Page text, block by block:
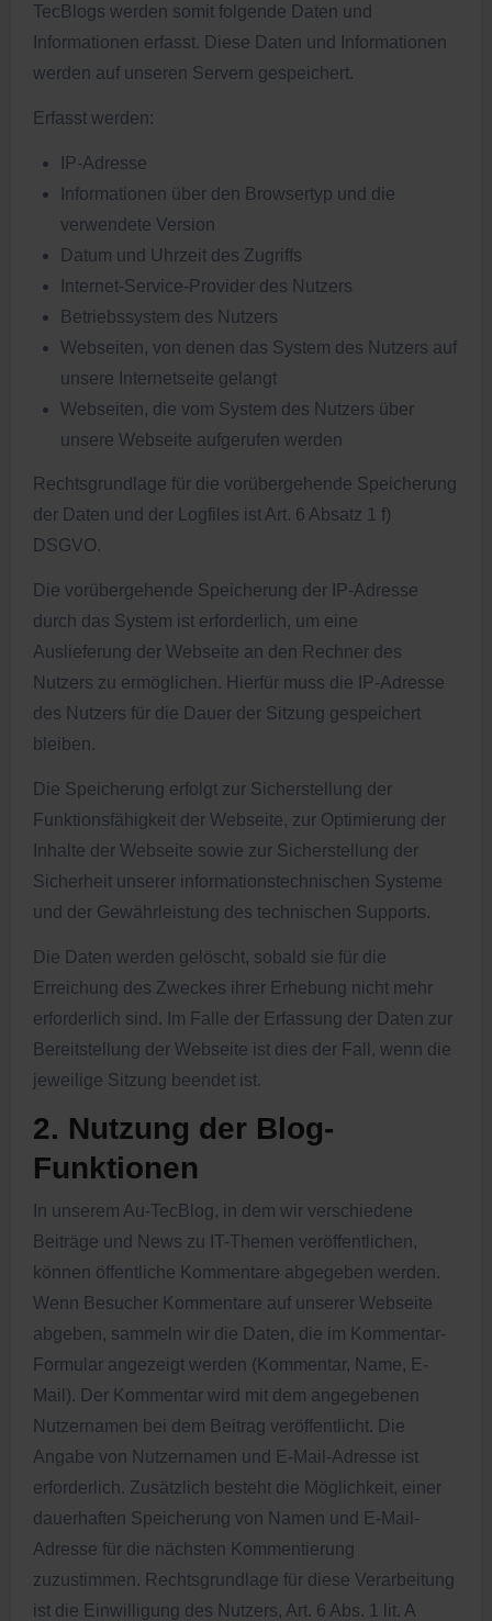
TecBlogs werden somit folgende Daten und
Informationen erfasst. Diese Daten und Informationen
werden auf unseren Servern gespeichert.
Erfasst werden:
IP-Adresse
Informationen über den Browsertyp und die
verwendete Version
Datum und Uhrzeit des Zugriffs
Internet-Service-Provider des Nutzers
Betriebssystem des Nutzers
Webseiten, von denen das System des Nutzers auf
unsere Internetseite gelangt
Webseiten, die vom System des Nutzers über
unsere Webseite aufgerufen werden
Rechtsgrundlage für die vorübergehende Speicherung
der Daten und der Logfiles ist Art. 6 Absatz 1 f)
DSGVO.
Die vorübergehende Speicherung der IP-Adresse
durch das System ist erforderlich, um eine
Auslieferung der Webseite an den Rechner des
Nutzers zu ermöglichen. Hierfür muss die IP-Adresse
des Nutzers für die Dauer der Sitzung gespeichert
bleiben.
Die Speicherung erfolgt zur Sicherstellung der
Funktionsfähigkeit der Webseite, zur Optimierung der
Inhalte der Webseite sowie zur Sicherstellung der
Sicherheit unserer informationstechnischen Systeme
und der Gewährleistung des technischen Supports.
Die Daten werden gelöscht, sobald sie für die
Erreichung des Zweckes ihrer Erhebung nicht mehr
erforderlich sind. Im Falle der Erfassung der Daten zur
Bereitstellung der Webseite ist dies der Fall, wenn die
jeweilige Sitzung beendet ist.
2. Nutzung der Blog-
Funktionen
In unserem Au-TecBlog, in dem wir verschiedene
Beiträge und News zu IT-Themen veröffentlichen,
können öffentliche Kommentare abgegeben werden.
Wenn Besucher Kommentare auf unserer Webseite
abgeben, sammeln wir die Daten, die im Kommentar-
Formular angezeigt werden (Kommentar, Name, E-
Mail). Der Kommentar wird mit dem angegebenen
Nutzernamen bei dem Beitrag veröffentlicht. Die
Angabe von Nutzernamen und E-Mail-Adresse ist
erforderlich. Zusätzlich besteht die Möglichkeit, einer
dauerhaften Speicherung von Namen und E-Mail-
Adresse für die nächsten Kommentierung
zuzustimmen. Rechtsgrundlage für diese Verarbeitung
ist die Einwilligung des Nutzers, Art. 6 Abs. 1 lit. A